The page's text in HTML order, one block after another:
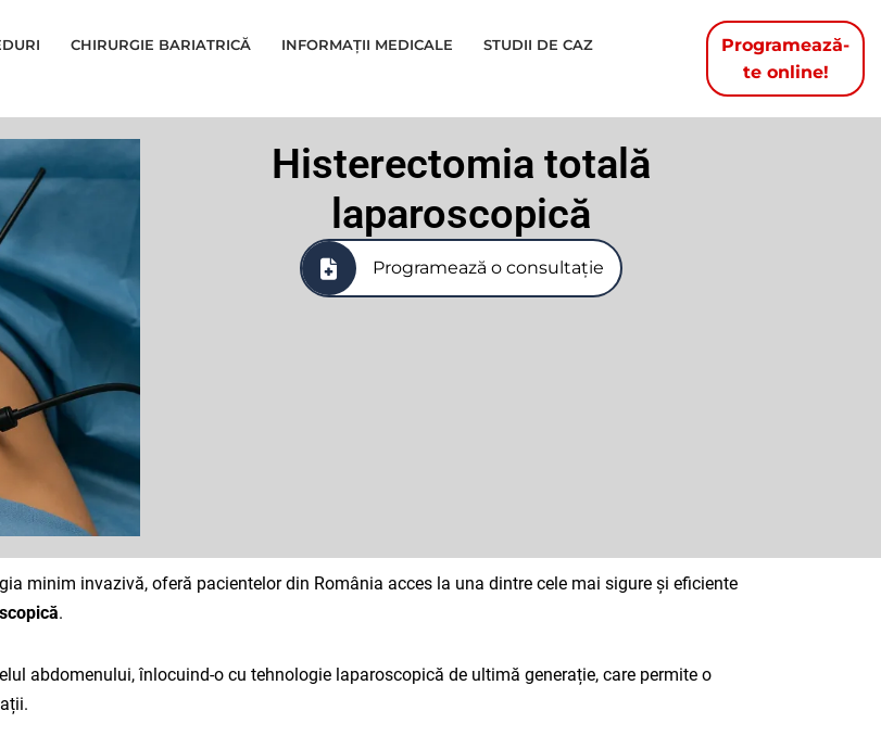
CHIRURGIE BARIATRICĂ INFORMAȚII MEDICALE
STUDII DE CAZ
Programează-
te online!
Histerectomia totală
laparoscopică
Programează o consultație
minim invazivă, oferă pacientelor din România acces la una dintre cele mai sigure și eficiente
.
abdomenului, înlocuind-o cu tehnologie laparoscopică de ultimă generație, care permite o